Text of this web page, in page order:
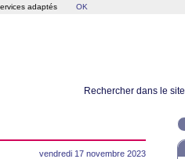
Rechercher dans le site
vendredi 17 novembre 2023
adaptés OK